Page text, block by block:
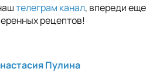
телеграм канал, впереди еще
рецептов!
Пулина